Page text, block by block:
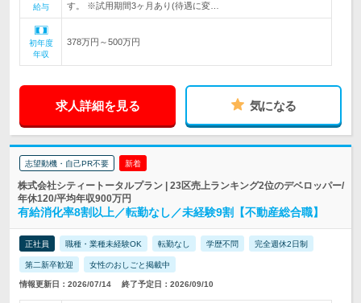
給与
す。 ※試用期間3ヶ月あり(待遇に変…
初年度
年収
378万円～500万円
求人詳細を見る 気になる
志望動機・自己PR不要 新着
株式会社シティートータルプラン | 23区売上ランキング2位のデベロッパー/
年休120/平均年収900万円
有給消化率8割以上／転勤なし／未経験9割【不動産総合職】
正社員 職種・業種未経験OK 転勤なし 学歴不問 完全週休2日制
第二新卒歓迎 女性のおしごと掲載中
情報更新日：2026/07/14 終了予定日：2026/09/10